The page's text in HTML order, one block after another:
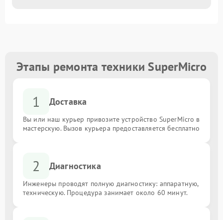
Этапы ремонта техники SuperMicro
1 Доставка
Вы или наш курьер привозите устройство SuperMicro в
мастерскую. Вызов курьера предоставляется бесплатно
2 Диагностика
Инженеры проводят полную диагностику: аппаратную,
техническую. Процедура занимает около 60 минут.